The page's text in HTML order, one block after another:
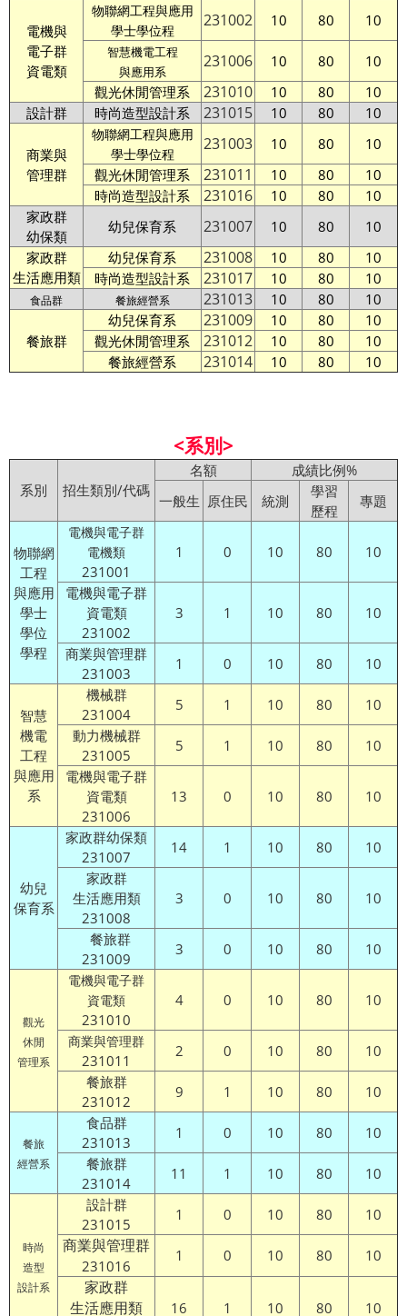
電機與
電子群
資電類
物聯網工程與應用
學士學位程
231002 10 80 10
智慧機電工程
與應用系
231006 10 80
10
觀光休閒管理系
231010 10 80
10
設計群
時尚造型設計系 231015 10 80 10
商業與
管理群
物聯網工程與應用
學士學位程
231003 10 80
10
觀光休閒管理系
231011 10 80
10
時尚造型設計系
231016 10 80
10
家政群
幼保類
幼兒保育系 231007 10 80
10
家政群
生活應用類
幼兒保育系 231008 10 80
10
時尚造型設計系
231017 10 80 10
食品群 餐旅經營系 231013 10 80 10
餐旅群
幼兒保育系 231009 10 80
10
觀光休閒管理系
231012 10 80
10
餐旅經營系
231014 10 80 10
<系別>
系別 招生類別/代碼
名額
成績比例%
一般生 原住民 統測
學習
歷程
專題
物聯網
工程
與應用
學士
學位
學程
電機與電子群
電機類
231001
1 0 10 80 10
電機與電子群
資電類
231002
3 1 10 80 10
商業與管理群
231003
1 0 10 80 10
智慧
機電
工程
與應用
系
機械群
231004
5 1 10 80
10
動力機械群
231005
5 1 10 80
10
電機與電子群
資電類
231006
13 0 10 80 10
幼兒
保育系
家政群幼保類
231007
14 1 10 80
10
家政群
生活應用類
231008
3 0 10 80 10
餐旅群
231009
3 0 10 80 10
觀光
休閒
管理系
電機與電子群
資電類
231010
4 0 10 80 10
商業與管理群
231011
2 0 10 80
10
餐旅群
231012
9 1 10 80 10
餐旅
經營系
食品群
231013
1 0 10 80
10
餐旅群
231014
11 1 10 80 10
時尚
造型
設計系
設計群
231015
1 0 10 80 10
商業與管理群
231016
1 0 10 80 10
家政群
生活應用類
16 1 10 80 10